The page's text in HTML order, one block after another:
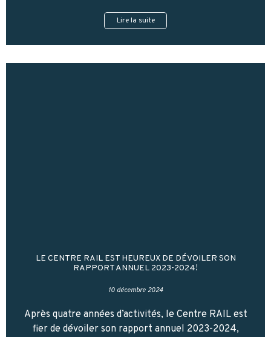
Lire la suite
LE CENTRE RAIL EST HEUREUX DE DÉVOILER SON
RAPPORT ANNUEL 2023-2024!
10 décembre 2024
Après quatre années d’activités, le Centre RAIL est
fier de dévoiler son rapport annuel 2023-2024,